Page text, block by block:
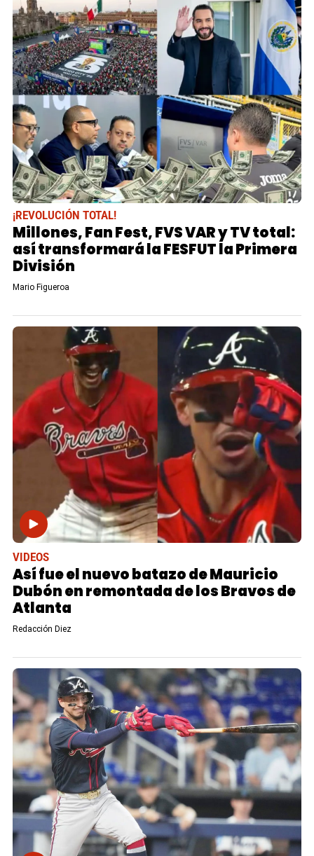
¡REVOLUCIÓN TOTAL!
Millones, Fan Fest, FVS VAR y TV total:
así transformará la FESFUT la Primera
División
Mario Figueroa
VIDEOS
Así fue el nuevo batazo de Mauricio
Dubón en remontada de los Bravos de
Atlanta
Redacción Diez